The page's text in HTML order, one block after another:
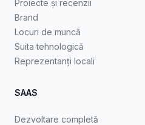
Proiecte și recenzii
Brand
Locuri de muncă
Suita tehnologică
Reprezentanți locali
SAAS
Dezvoltare completă